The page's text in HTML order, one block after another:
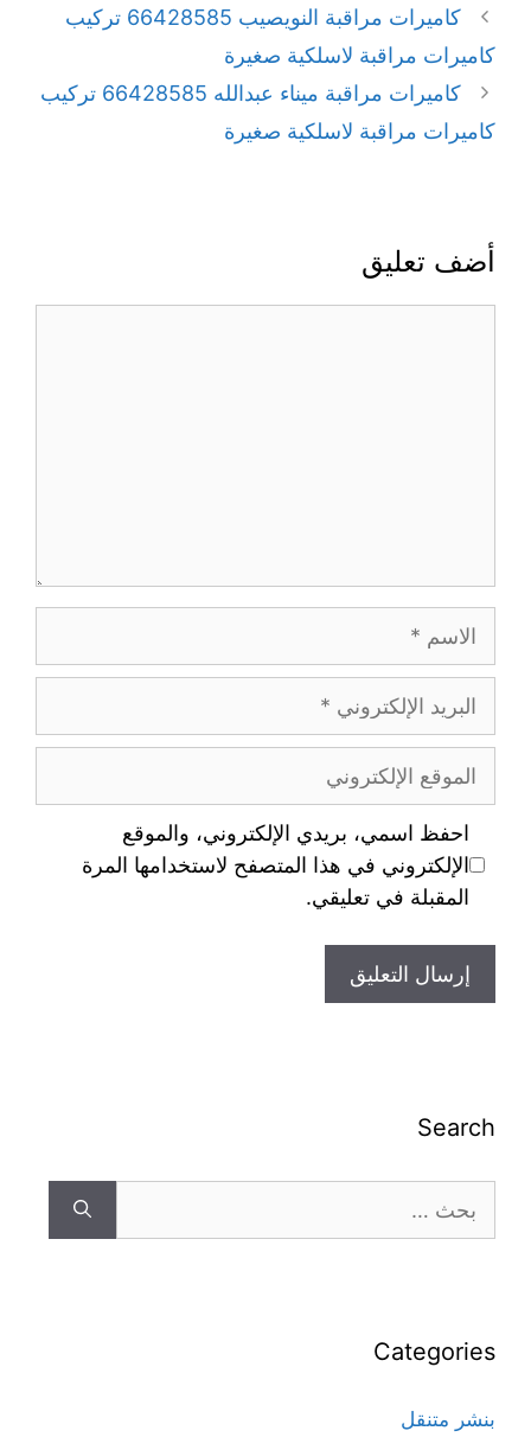
كاميرات مراقبة النويصيب 66428585 تركيب
كاميرات مراقبة لاسلكية صغيرة
كاميرات مراقبة ميناء عبدالله 66428585 تركيب
كاميرات مراقبة لاسلكية صغيرة
أضف تعليق
احفظ اسمي، بريدي الإلكتروني، والموقع
الإلكتروني في هذا المتصفح لاستخدامها المرة
المقبلة في تعليقي.
Search
Categories
بنشر متنقل